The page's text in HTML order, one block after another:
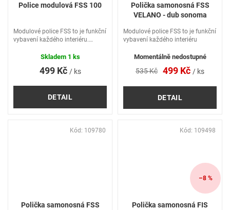
Police modulová FSS 100
499 Kč / ks
DETAIL
Modulové police FSS to je funkční
vybavení každého interiéru.
což umožňuje jejich vzájemné
Skladem 1 ks
Polička samonosná FSS
VELANO - dub sonoma
535 Kč 499 Kč / ks
DETAIL
Modulové police FSS to je funkční
vybavení každého interiéru
Momentálně nedostupné
Polička samonosná FSS
Kód: 109780
–8 %
Polička samonosná FIS
Kód: 109498